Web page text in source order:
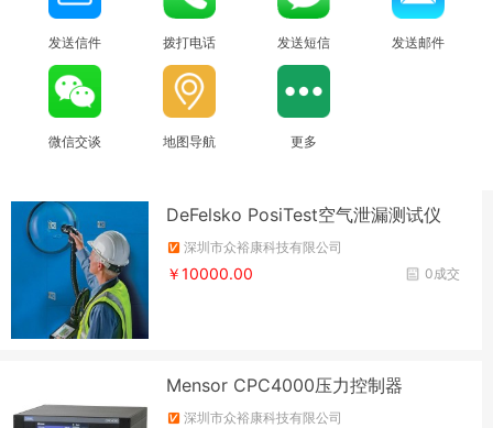
发送信件 拨打电话 发送短信 发送邮件
微信交谈 地图导航 更多
DeFelsko PosiTest空气泄漏测试仪
深圳市众裕康科技有限公司
0成交
￥10000.00
Mensor CPC4000压力控制器
深圳市众裕康科技有限公司